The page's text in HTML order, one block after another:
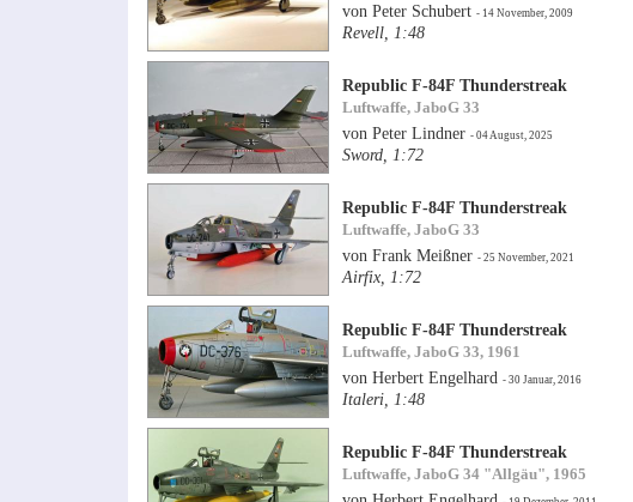
von Peter Schubert - 14 November, 2009
Revell, 1:48
Republic F-84F Thunderstreak
Luftwaffe, JaboG 33
von Peter Lindner - 04 August, 2025
Sword, 1:72
Republic F-84F Thunderstreak
Luftwaffe, JaboG 33
von Frank Meißner - 25 November, 2021
Airfix, 1:72
Republic F-84F Thunderstreak
Luftwaffe, JaboG 33, 1961
von Herbert Engelhard - 30 Januar, 2016
Italeri, 1:48
Republic F-84F Thunderstreak
Luftwaffe, JaboG 34 "Allgäu", 1965